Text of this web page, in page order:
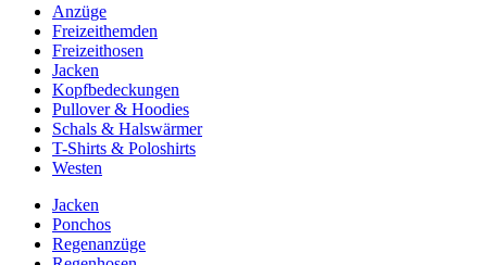
Anzüge
Freizeithemden
Freizeithosen
Jacken
Kopfbedeckungen
Pullover & Hoodies
Schals & Halswärmer
T-Shirts & Poloshirts
Westen
Jacken
Ponchos
Regenanzüge